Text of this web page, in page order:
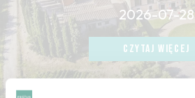
2026-07-28
CZYTAJ WIĘCEJ
CZYTAJ WIĘCEJ
CZYTAJ WIĘCEJ